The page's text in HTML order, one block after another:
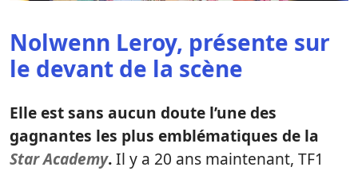
Nolwenn Leroy, présente sur
le devant de la scène
Elle est sans aucun doute l’une des
gagnantes les plus emblématiques de la
Star Academy.Il y a 20 ans maintenant, TF1